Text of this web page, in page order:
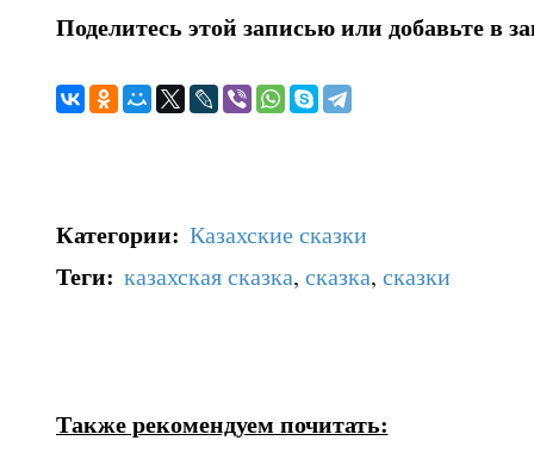
Поделитесь этой записью или добавьте в
Категории: Казахские сказки
Теги: казахская сказка, сказка, сказки
Также рекомендуем почитать: